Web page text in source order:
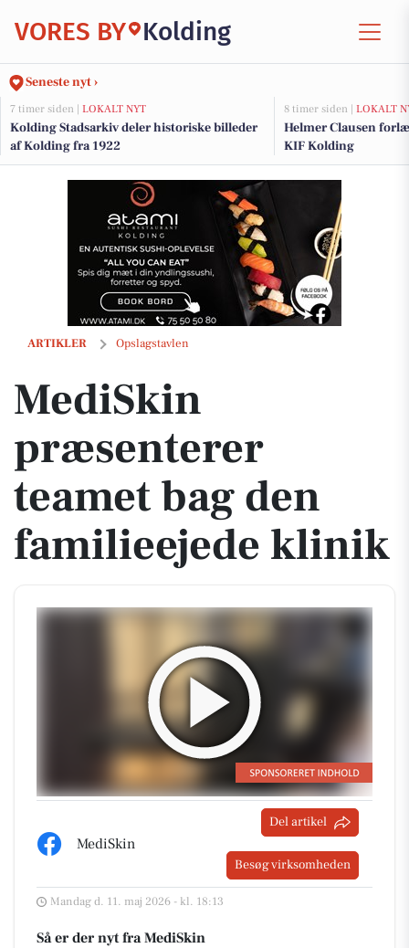
VORES BY Kolding
Seneste nyt ›
7 timer siden | LOKALT NYT
Kolding Stadsarkiv deler historiske billeder
af Kolding fra 1922
8 timer siden | LOKALT
Helmer Clausen
KIF Kolding
ARTIKLER Opslagstavlen
MediSkin præsenterer teamet bag den familieejede klinik
MediSkin
præsenterer
teamet bag den
familieejede klinik
MediSkin
Del artikel
Besøg virksomheden
Mandag d. 11. maj 2026 - kl. 18:13
Så er der nyt fra MediSkin